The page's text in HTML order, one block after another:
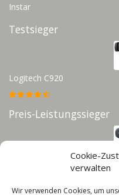
Cookie-
verwalten
Wir verwenden Cookies, um
Instar
Testsieger
Logitech C920
Preis-Leistungssieger